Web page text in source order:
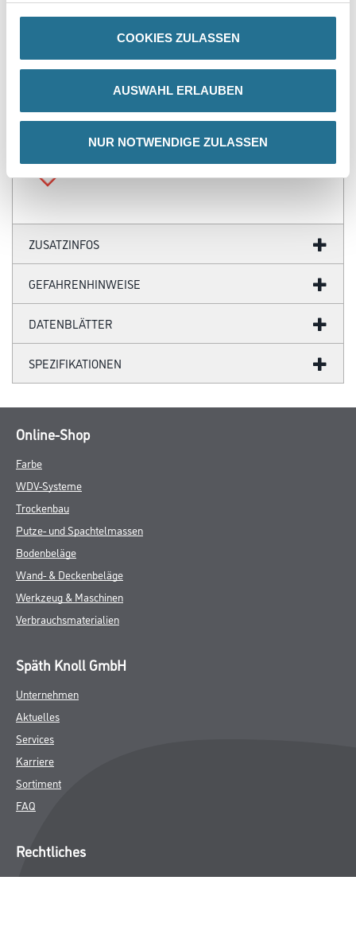
COOKIES ZULASSEN
AUSWAHL ERLAUBEN
NUR NOTWENDIGE ZULASSEN
Mindestverarbeitungstemperatur: +10 °C
Verbrauch
Ca. 250 ml - 2,0 l/m² (ca. 100 ml pro zu entfernender Farb-/
ZUSATZINFOS
GEFAHRENHINWEISE
DATENBLÄTTER
SPEZIFIKATIONEN
Online-Shop
Farbe
WDV-Systeme
Trockenbau
Putze- und Spachtelmassen
Bodenbeläge
Wand- & Deckenbeläge
Werkzeug & Maschinen
Verbrauchsmaterialien
Späth Knoll GmbH
Unternehmen
Aktuelles
Services
Karriere
Sortiment
FAQ
Rechtliches
AGB